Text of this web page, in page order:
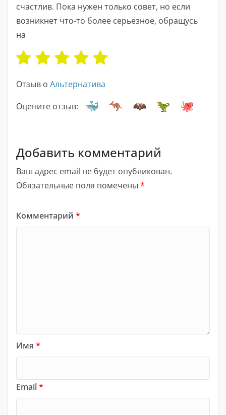
счастлив. Пока нужен только совет, но если
возникнет что-то более серьезное, обращусь
на
Отзыв о Альтернатива
Оцените отзыв:
Добавить комментарий
Ваш адрес email не будет опубликован.
Обязательные поля помечены *
Комментарий *
Имя *
Email*